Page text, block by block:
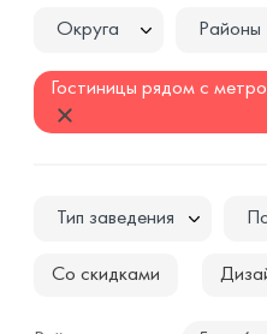
Округа Районы
Гостиницы рядом с
Тип заведения
Со скидками